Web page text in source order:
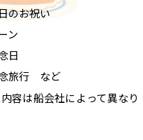
のお祝い
ン
日
旅行 など
容は船会社によって異なり